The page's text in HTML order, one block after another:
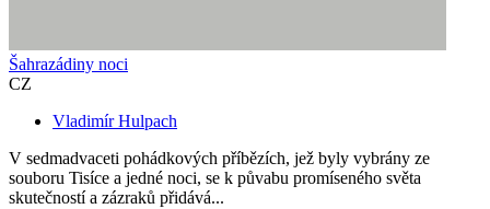
Šahrazádiny noci
CZ
Vladimír Hulpach
V sedmadvaceti pohádkových příbězích, jež byly vybrány ze
souboru Tisíce a jedné noci, se k půvabu promíseného světa
skutečností a zázraků přidává...